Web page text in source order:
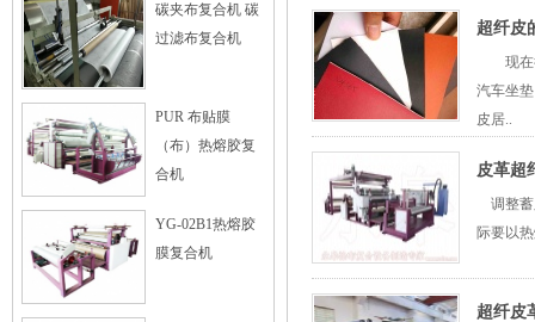
碳夹布复合机 碳
过滤布复合机
PUR 布贴膜
（布）热熔胶复
合机
YG-02B1热熔胶
膜复合机
超纤皮
现在很
汽车坐
皮居..
皮革超
调整蓄
际要
超纤皮